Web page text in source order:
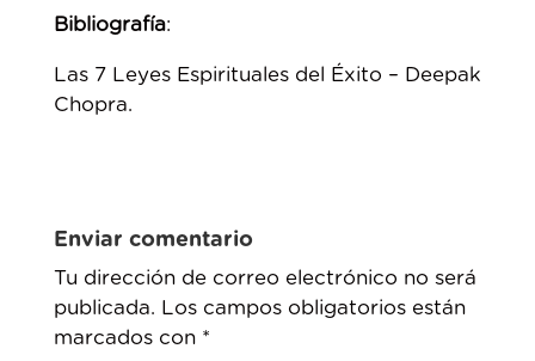
Bibliografía:
Las 7 Leyes Espirituales del Éxito – Deepak
Chopra.
Enviar comentario
Tu dirección de correo electrónico no será
publicada. Los campos obligatorios están
marcados con *